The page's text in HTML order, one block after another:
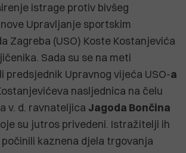
istrage protiv bivšeg
Upravljanje sportskim
Zagreba (USO) Koste Kostanjevića
Sada su se na meti
predsjednik Upravnog vijeća USO-a
nasljednica na čelu
v. d. ravnateljica Jagoda Bončina
su jutros privedeni. Istražitelji ih
kaznena djela trgovanja